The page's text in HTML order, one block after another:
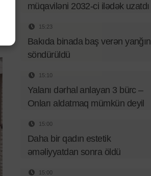
müqaviləni 2032-ci ilədək uzatdı
15:23
Bakıda binada baş verən yanğın
söndürüldü
15:10
Yalanı dərhal anlayan 3 bürc –
Onları aldatmaq mümkün deyil
15:00
Daha bir qadın estetik
əməliyyatdan sonra öldü
15:00